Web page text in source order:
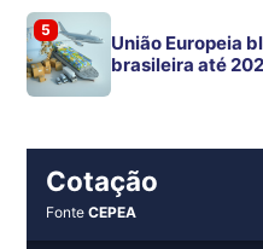
5
União Europeia
brasileira até
Cotação
FonteCEPEA